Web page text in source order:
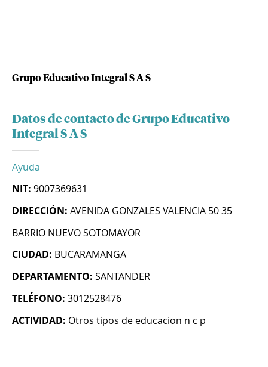
Grupo Educativo Integral S A S
Datos de contacto de Grupo Educativo
Integral S A S
Ayuda
NIT: 9007369631
DIRECCIÓN: AVENIDA GONZALES VALENCIA 50 35
BARRIO NUEVO SOTOMAYOR
CIUDAD: BUCARAMANGA
DEPARTAMENTO: SANTANDER
TELÉFONO: 3012528476
ACTIVIDAD: Otros tipos de educacion n c p